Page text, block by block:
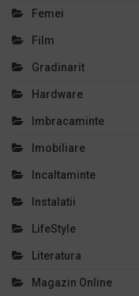
Femei
Film
Gradinarit
Hardware
Imbracaminte
Imobiliare
Incaltaminte
Instalatii
LifeStyle
Literatura
Magazin Online